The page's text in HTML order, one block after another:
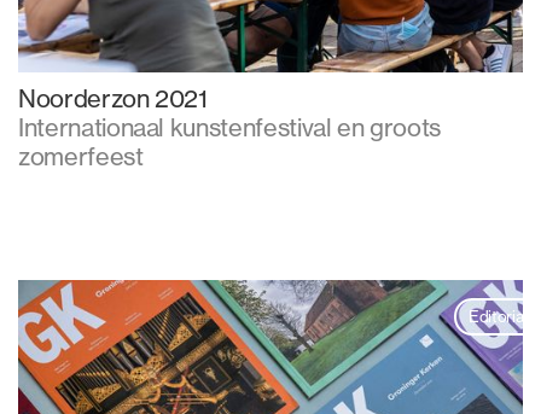
Noorderzon 2021
Internationaal kunstenfestival en groots
zomerfeest
Editorial